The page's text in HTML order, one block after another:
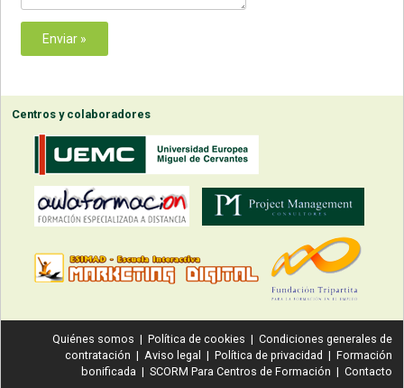
Centros y colaboradores
Quiénes somos | Política de cookies | Condiciones generales de
contratación | Aviso legal | Política de privacidad | Formación
bonificada | SCORM Para Centros de Formación | Contacto